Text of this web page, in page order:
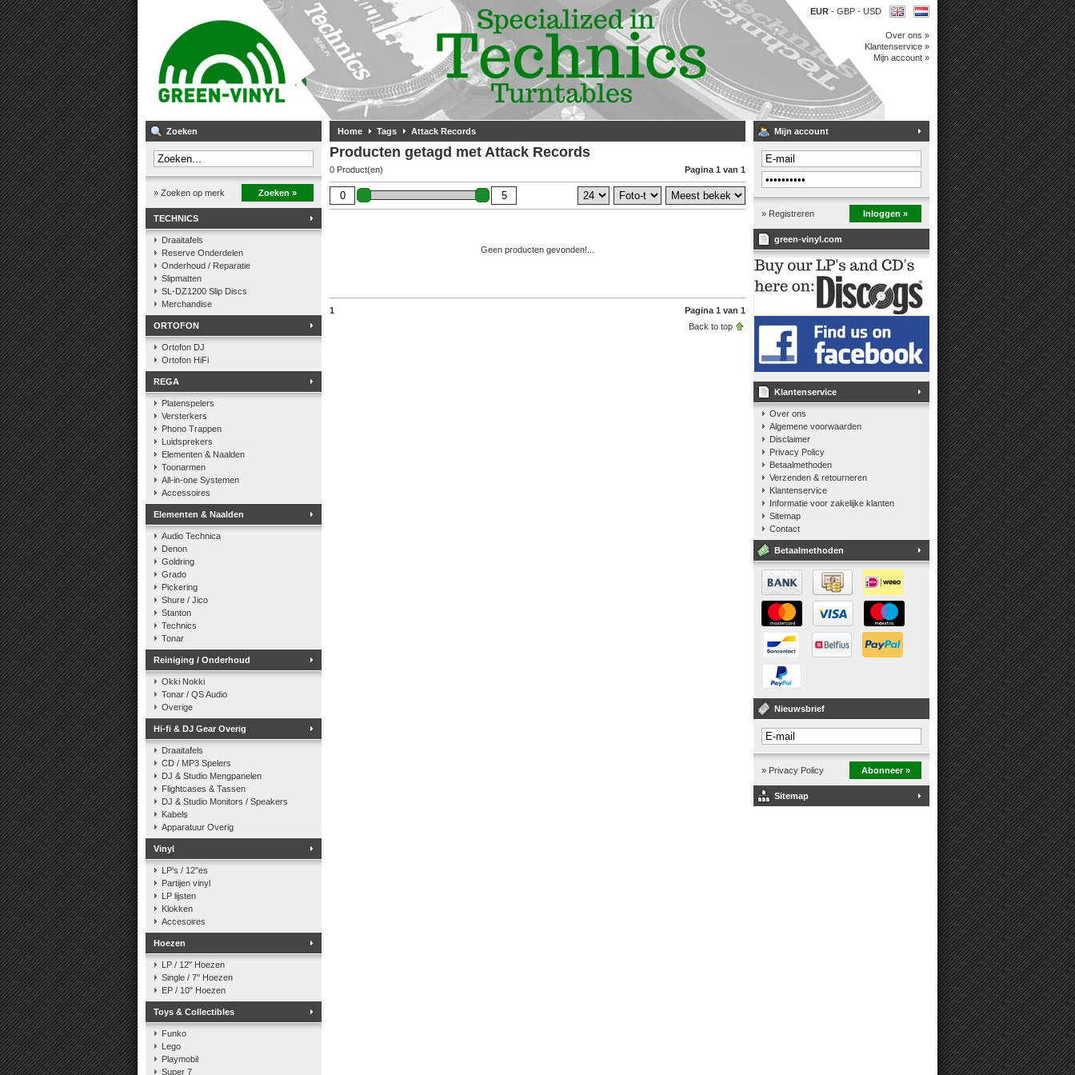
EUR - GBP - USD
Over ons »
Klantenservice »
Mijn account »
Zoeken
» Zoeken op merk Zoeken »
TECHNICS
Draaitafels
Reserve Onderdelen
Onderhoud / Reparatie
Slipmatten
SL-DZ1200 Slip Discs
Merchandise
ORTOFON
Ortofon DJ
Ortofon HiFi
REGA
Platenspelers
Versterkers
Phono Trappen
Luidsprekers
Elementen & Naalden
Toonarmen
All-in-one Systemen
Accessoires
Elementen & Naalden
Audio Technica
Denon
Goldring
Grado
Pickering
Shure / Jico
Stanton
Technics
Tonar
Reiniging / Onderhoud
Okki Nokki
Tonar / QS Audio
Overige
Hi-fi & DJ Gear Overig
Draaitafels
CD / MP3 Spelers
DJ & Studio Mengpanelen
Flightcases & Tassen
DJ & Studio Monitors / Speakers
Kabels
Apparatuur Overig
Vinyl
LP's / 12"es
Partijen vinyl
LP lijsten
Klokken
Accesoires
Hoezen
LP / 12" Hoezen
Single / 7" Hoezen
EP / 10" Hoezen
Toys & Collectibles
Funko
Lego
Playmobil
Super 7
Home Tags Attack Records
Producten getagd met Attack Records
0 Product(en) Pagina 1 van 1
Geen producten gevonden!...
1
Pagina 1 van 1
Back to top
Mijn account
» Registreren Inloggen »
green-vinyl.com
Klantenservice
Over ons
Algemene voorwaarden
Disclaimer
Privacy Policy
Betaalmethoden
Verzenden & retourneren
Klantenservice
Informatie voor zakelijke klanten
Sitemap
Contact
Betaalmethoden
Nieuwsbrief
» Privacy Policy Abonneer »
Sitemap